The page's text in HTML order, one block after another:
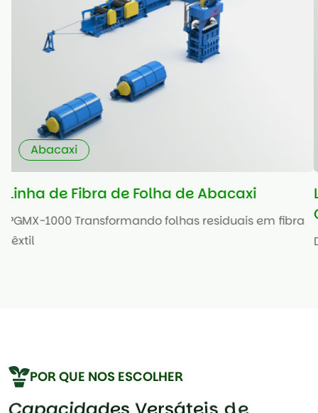
Cânhamo
Linha de Processamento de Fibra de
Cânhamo
Decorticação eficiente para Cânhamo Industrial
POR QUE NOS ESCOLHER